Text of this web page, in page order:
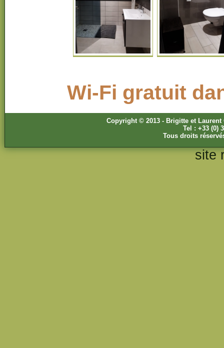
Wi-Fi gratuit
Copyright © 2013 - Brigitte et Laurent
Tel : +33 (0)
Tous droits
site